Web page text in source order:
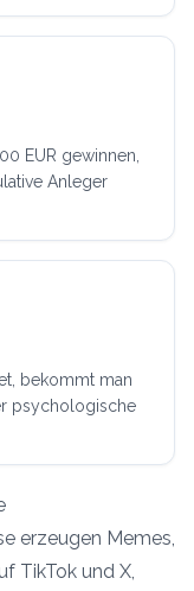
EUR gewinnen,
Anleger
bekommt man
psychologische
erzeugen Memes,
TikTok und X,